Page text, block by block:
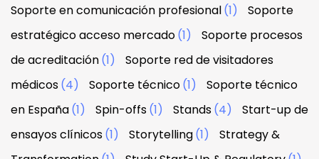
Soporte en comunicación profesional(1)
Soporte
estratégico acceso mercado(1)
Soporte procesos
de acreditación(1)
Soporte red de visitadores
médicos(4) Soporte técnico(1)
Soporte técnico
en España(1) Spin-offs(1) Stands(4)
Start-up de
ensayos clínicos(1) Storytelling(1)
Strategy &